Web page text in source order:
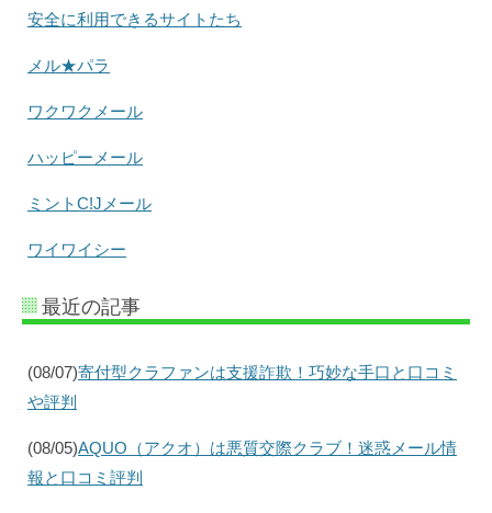
安全に利用できるサイトたち
メル★パラ
ワクワクメール
ハッピーメール
ミントC!Jメール
ワイワイシー
最近の記事
(08/07)寄付型クラファンは支援詐欺！巧妙な手口と口コミ
や評判
(08/05)AQUO（アクオ）は悪質交際クラブ！迷惑メール情
報と口コミ評判